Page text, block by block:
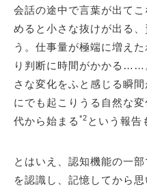
会話の途中で言葉が出て
めると小さな抜けが出る
う。仕事量が極端に増え
り判断に時間がかかる……
さな変化をふと感じる瞬
にでも起こりうる自然な
代から始まる *2 という報告
とはいえ、認知機能の一
を認識し、記憶してから